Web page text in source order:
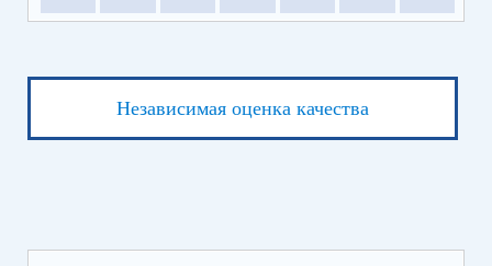
Независимая оценка качества